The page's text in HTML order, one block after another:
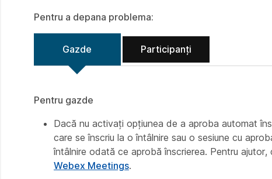
Pentru a depana problema:
Gazde Participanți
Pentru gazde
Dacă nu activați opțiunea de a aproba automat
care se înscriu la o întâlnire sau o sesiune cu
întâlnire odată ce aprobă înscrierea. Pentru ajutor,
Webex Meetings.